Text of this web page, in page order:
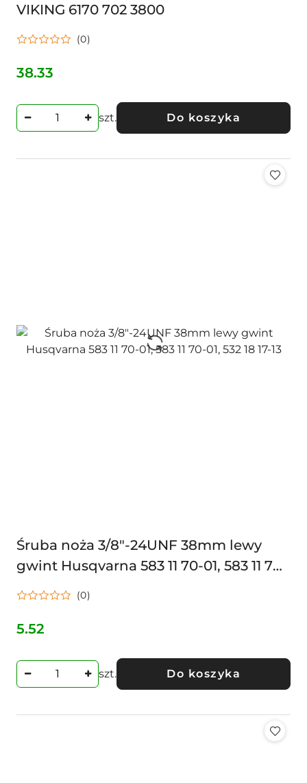
VIKING 6170 702 3800
(0)
Cena:
38.33
szt. Do koszyka
Śruba noża 3/8"-24UNF 38mm lewy
gwint Husqvarna 583 11 70-01, 583 11 70-
01, 532 18 17-13
(0)
Cena:
5.52
szt. Do koszyka